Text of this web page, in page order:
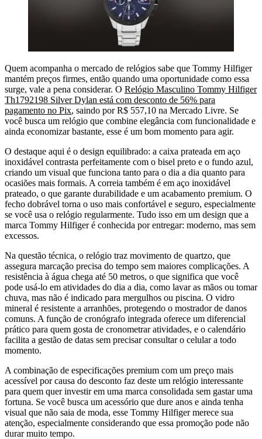
Quem acompanha o mercado de relógios sabe que Tommy Hilfiger
mantém preços firmes, então quando uma oportunidade como essa
surge, vale a pena considerar. O Relógio Masculino Tommy Hilfiger
Th1792198 Silver Dylan está com desconto de 56% para
pagamento no Pix, saindo por R$ 557,10 na Mercado Livre. Se
você busca um relógio que combine elegância com funcionalidade e
ainda economizar bastante, esse é um bom momento para agir.
O destaque aqui é o design equilibrado: a caixa prateada em aço
inoxidável contrasta perfeitamente com o bisel preto e o fundo azul,
criando um visual que funciona tanto para o dia a dia quanto para
ocasiões mais formais. A correia também é em aço inoxidável
prateado, o que garante durabilidade e um acabamento premium. O
fecho dobrável torna o uso mais confortável e seguro, especialmente
se você usa o relógio regularmente. Tudo isso em um design que a
marca Tommy Hilfiger é conhecida por entregar: moderno, mas sem
excessos.
Na questão técnica, o relógio traz movimento de quartzo, que
assegura marcação precisa do tempo sem maiores complicações. A
resistência à água chega até 50 metros, o que significa que você
pode usá-lo em atividades do dia a dia, como lavar as mãos ou tomar
chuva, mas não é indicado para mergulhos ou piscina. O vidro
mineral é resistente a arranhões, protegendo o mostrador de danos
comuns. A função de cronógrafo integrada oferece um diferencial
prático para quem gosta de cronometrar atividades, e o calendário
facilita a gestão de datas sem precisar consultar o celular a todo
momento.
A combinação de especificações premium com um preço mais
acessível por causa do desconto faz deste um relógio interessante
para quem quer investir em uma marca consolidada sem gastar uma
fortuna. Se você busca um acessório que dure anos e ainda tenha
visual que não saia de moda, esse Tommy Hilfiger merece sua
atenção, especialmente considerando que essa promoção pode não
durar muito tempo.